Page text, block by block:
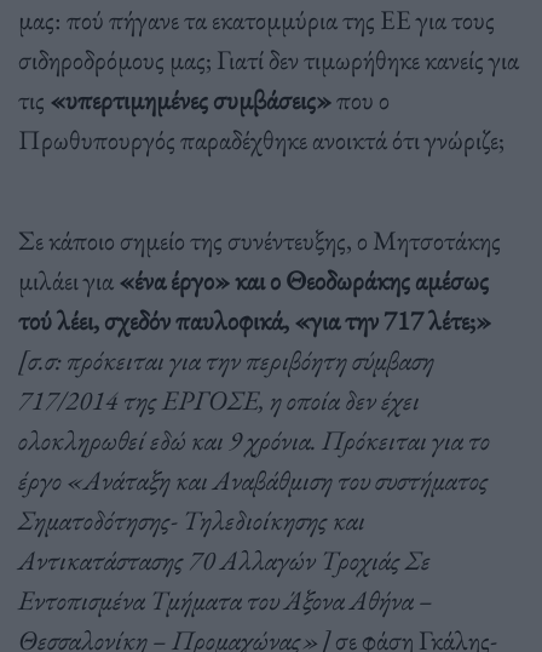
μας: πού πήγανε τα εκατομμύρια της ΕΕ για τους
σιδηροδρόμους μας; Γιατί δεν τιμωρήθηκε κανείς για
τις «υπερτιμημένες συμβάσεις»που ο
Πρωθυπουργός παραδέχθηκε ανοικτά ότι γνώριζε;
Σε κάποιο σημείο της συνέντευξης, ο Μητσοτάκης
μιλάει για«ένα έργο» και ο Θεοδωράκης αμέσως
τού λέει, σχεδόν παυλοφικά, «για την 717 λέτε;»
[σ.σ: πρόκειται για την περιβόητη σύμβαση
717/2014 της ΕΡΓΟΣΕ, η οποία δεν έχει
ολοκληρωθεί εδώ και 9 χρόνια. Πρόκειται για το
έργο «Ανάταξη και Αναβάθμιση του συστήματος
Σηματοδότησης- Τηλεδιοίκησης και
Αντικατάστασης 70 Αλλαγών Τροχιάς Σε
Εντοπισμένα Τμήματα του Άξονα Αθήνα –
Θεσσαλονίκη – Προμαχώνας»]σε φάση Γκάλης-